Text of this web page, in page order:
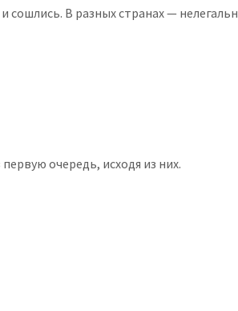
сошлись. В разных странах —
очередь, исходя из них.